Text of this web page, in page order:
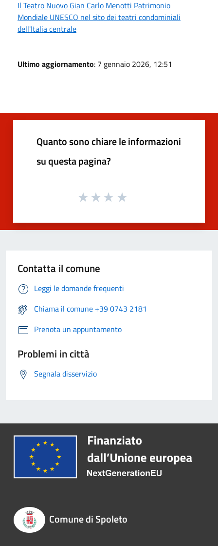
Il Teatro Nuovo Gian Carlo Menotti Patrimonio
Mondiale UNESCO nel sito dei teatri condominiali
dell'Italia centrale
Ultimo aggiornamento: 7 gennaio 2026, 12:51
Quanto sono chiare le informazioni
su questa pagina?
Contatta il comune
Leggi le domande frequenti
Chiama il comune +39 0743 2181
Prenota un appuntamento
Problemi in città
Segnala disservizio
Comune di Spoleto